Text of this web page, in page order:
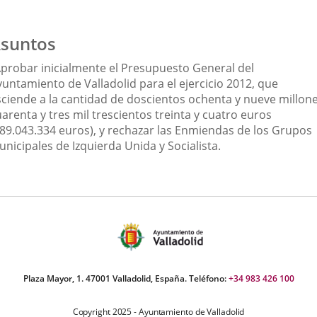
inicialmente el Presupuesto General del
de Valladolid para el ejercicio 2012, que
a la cantidad de doscientos ochenta y nueve
y tres mil trescientos treinta y cuatro euros
euros), y rechazar las Enmiendas de los Grupos
de Izquierda Unida y Socialista.
Plaza Mayor, 1. 47001 Valladolid, España. Teléfono:+34 983 426 100
Copyright 2025 - Ayuntamiento de Valladolid